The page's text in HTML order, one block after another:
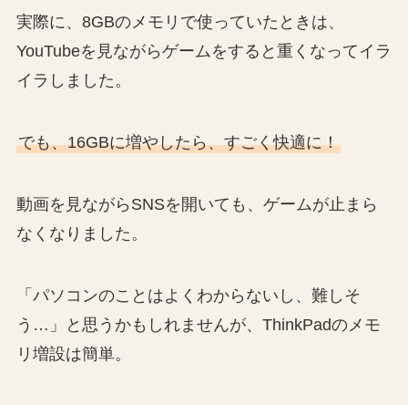
実際に、8GBのメモリで使っていたときは、
YouTubeを見ながらゲームをすると重くなってイラ
イラしました。
でも、16GBに増やしたら、すごく快適に！
動画を見ながらSNSを開いても、ゲームが止まら
なくなりました。
「パソコンのことはよくわからないし、難しそ
う…」と思うかもしれませんが、ThinkPadのメモ
リ増設は簡単。